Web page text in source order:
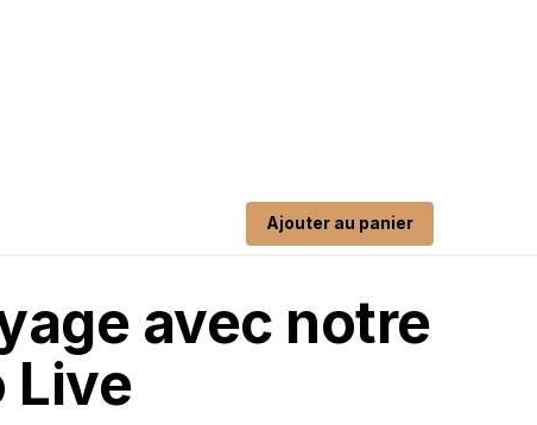
Ajouter au panier
avec notre
Live